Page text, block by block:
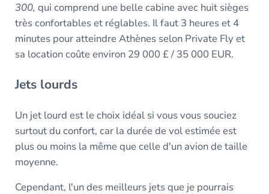
300, qui comprend une belle cabine avec huit sièges
très confortables et réglables. Il faut 3 heures et 4
minutes pour atteindre Athènes selon Private Fly et
sa location coûte environ 29 000 £ / 35 000 EUR.
Jets lourds
Un jet lourd est le choix idéal si vous vous souciez
surtout du confort, car la durée de vol estimée est
plus ou moins la même que celle d'un avion de taille
moyenne.
Cependant, l'un des meilleurs jets que je pourrais